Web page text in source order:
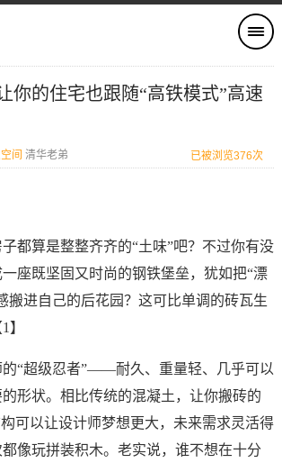
你的住宅也跟随“高铁模式”高速
间​ 清华老弟 已被浏览376次
都算是整整齐齐的“土味”吧？不过你有没
座既坚固又时尚的钢铁堡垒，犹如把“漂
搬进自己的后花园？这可比单调的砖瓦生
】
“超级忍者”——耐久、重量轻、几乎可以
形状。相比传统的混凝土，让你搬砖的
可以让设计师梦想更大，未来需求灵活得
像玩拼装积木。老实说，谁不想在十分